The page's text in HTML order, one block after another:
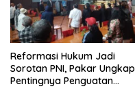
Reformasi Hukum Jadi
Sorotan PNI, Pakar Ungkap
Pentingnya Penguatan